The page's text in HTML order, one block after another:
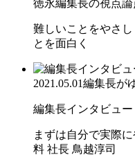
徳永編集長の視点論
難しいことをやさ
とを面白く
2021.05.01編集長が
編集長インタビュー
まずは自分で実際
料 社長 鳥越淳司